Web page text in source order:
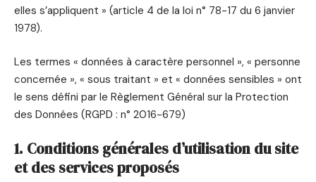
elles s’appliquent » (article 4 de la loi n° 78-17 du 6 janvier
1978).
Les termes « données à caractère personnel », « personne
concernée », « sous traitant » et « données sensibles » ont
le sens défini par le Règlement Général sur la Protection
des Données (RGPD : n° 2016-679)
1. Conditions générales d’utilisation du site
et des services proposés